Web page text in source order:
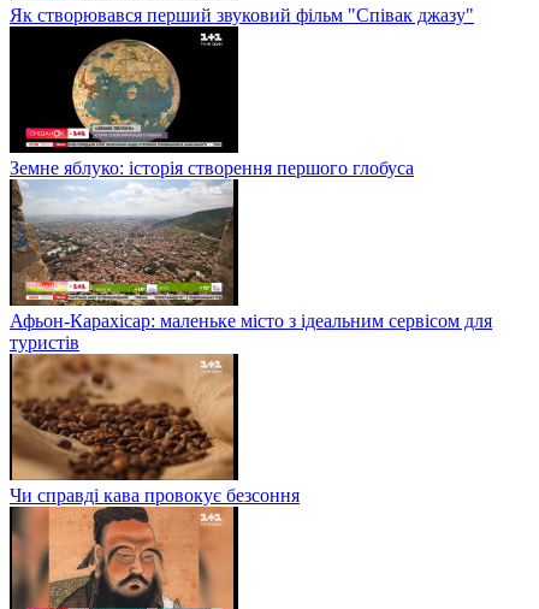
Як створювався перший звуковий фільм "Співак джазу"
Земне яблуко: історія створення першого глобуса
Афьон-Карахісар: маленьке місто з ідеальним сервісом для
туристів
Чи справді кава провокує безсоння